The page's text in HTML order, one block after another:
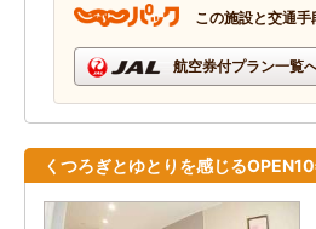
この施設と交通
航空券付プラン一覧
くつろぎとゆとりを感じる